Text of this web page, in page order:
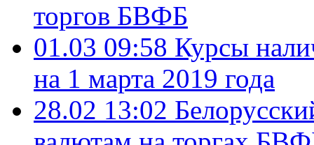
торгов БВФБ
01.03 09:58 Курсы
на 1 марта 2019 года
28.02 13:02